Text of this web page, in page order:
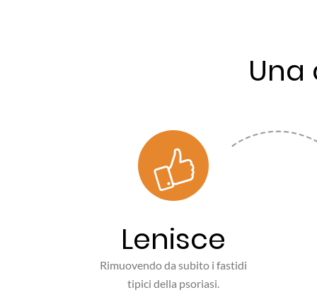
Lenisce
Rimuovendo da subito i fastidi
tipici della psoriasi.